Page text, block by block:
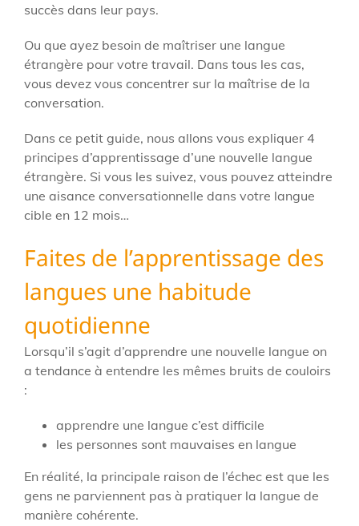
succès dans leur pays.
Ou que ayez besoin de maîtriser une langue
étrangère pour votre travail. Dans tous les cas,
vous devez vous concentrer sur la maîtrise de la
conversation.
Dans ce petit guide, nous allons vous expliquer 4
principes d’apprentissage d’une nouvelle langue
étrangère. Si vous les suivez, vous pouvez atteindre
une aisance conversationnelle dans votre langue
cible en 12 mois…
Faites de l’apprentissage des
langues une habitude
quotidienne
Lorsqu’il s’agit d’apprendre une nouvelle langue on
a tendance à entendre les mêmes bruits de couloirs
:
apprendre une langue c’est difficile
les personnes sont mauvaises en langue
En réalité, la principale raison de l’échec est que les
gens ne parviennent pas à pratiquer la langue de
manière cohérente.